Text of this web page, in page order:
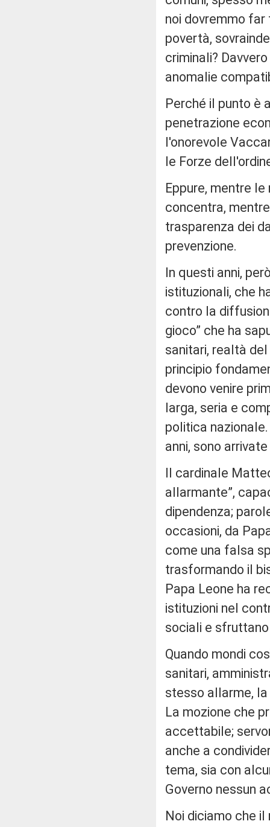
noi dovremmo far
povertà,
criminali?
anomalie
Perché il punto è
penetrazione
l'onorevole
le Forze
Eppure, mentre
concentra,
trasparenza dei
prevenzione.
In questi anni,
istituzionali, che
contro la
gioco” che ha
sanitari, realtà
principio
devono venire
larga, seria e
politica
anni, sono
Il cardinale
allarmante”,
dipendenza;
occasioni, da
come una falsa
trasformando il
Papa Leone ha
istituzioni nel
sociali e
Quando mondi
sanitari,
stesso allarme,
La mozione che
accettabile;
anche a
tema, sia con
Governo nessun
Noi diciamo che